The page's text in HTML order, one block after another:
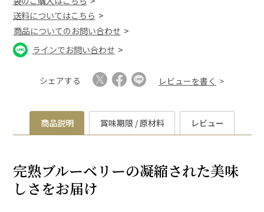
送料についてはこちら
商品についてのお問い合わせ
ラインでお問い合わせ
シェアする レビューを書く
商品説明 賞味期限 / 原材料 レビュー
完熟ブルーベリーの凝縮された美味
しさをお届け